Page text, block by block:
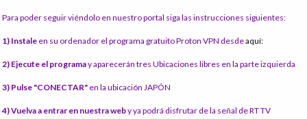
Para poder seguir viéndolo en nuestro portal siga las instrucciones siguientes:
1) Instale en su ordenador el programa gratuito Proton VPN desdeaquí:
2) Ejecute el programay aparecerán tres Ubicaciones libres en la parte izquierda
3) Pulse "CONECTAR" en la ubicación JAPÓN
4) Vuelva a entrar en nuestra weby ya podrá disfrutar de la señal de RT TV